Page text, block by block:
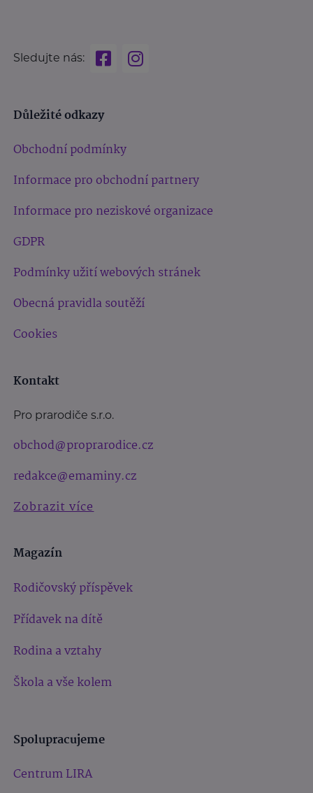
Sledujte nás:
Důležité odkazy
Obchodní podmínky
Informace pro obchodní partnery
Informace pro neziskové organizace
GDPR
Podmínky užití webových stránek
Obecná pravidla soutěží
Cookies
Kontakt
Pro prarodiče s.r.o.
obchod@proprarodice.cz
redakce@emaminy.cz
Zobrazit více
Magazín
Rodičovský příspěvek
Přídavek na dítě
Rodina a vztahy
Škola a vše kolem
Spolupracujeme
Centrum LIRA